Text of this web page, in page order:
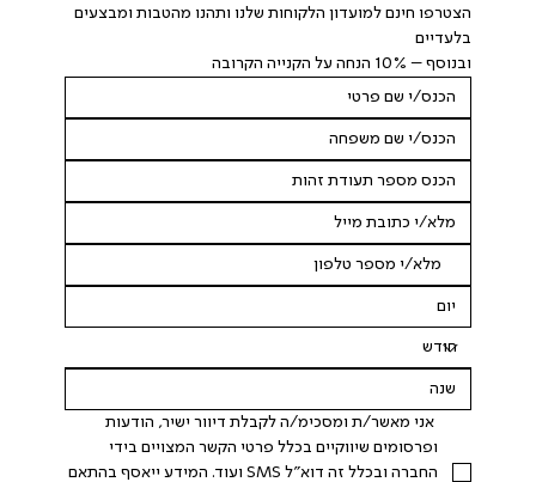
הצטרפו חינם למועדון הלקוחות שלנו ותהנו מהטבות ומבצעים
בלעדיים
ובנוסף – 10% הנחה על הקנייה הקרובה
אני מאשר/ת ומסכימ/ה לקבלת דיוור ישיר, הודעות
החברה ובכלל זה דוא"ל SMS ועוד. המידע ייאסף בהתאם